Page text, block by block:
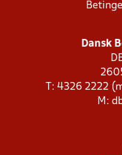
Dansk
T: 4326 2222
M: